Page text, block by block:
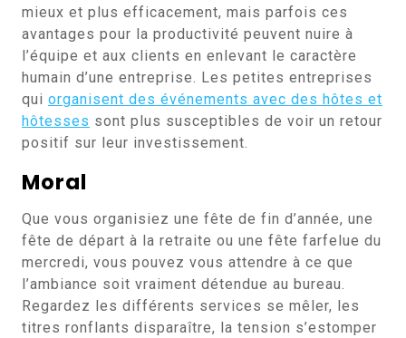
mieux et plus efficacement, mais parfois ces
avantages pour la productivité peuvent nuire à
l’équipe et aux clients en enlevant le caractère
humain d’une entreprise. Les petites entreprises
qui organisent des événements avec des hôtes et
hôtesses sont plus susceptibles de voir un retour
positif sur leur investissement.
Moral
Que vous organisiez une fête de fin d’année, une
fête de départ à la retraite ou une fête farfelue du
mercredi, vous pouvez vous attendre à ce que
l’ambiance soit vraiment détendue au bureau.
Regardez les différents services se mêler, les
titres ronflants disparaître, la tension s’estomper